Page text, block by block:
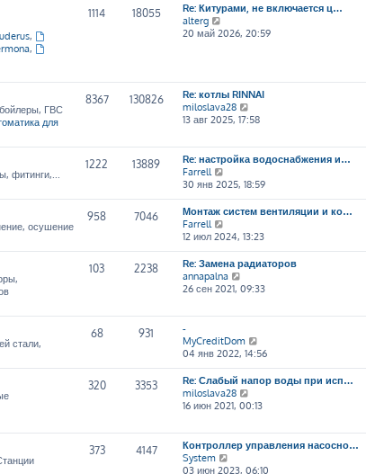
,
,
1114 18055
Re: Китурами, не включается ц…
alterg
е
т
и
к
п
с
л
е
д
н
е
м
у
о
о
б
и
ю
20 май 2026, 20:59
ГВС
для
8367 130826
Re: котлы RINNAI
miloslava28
е
е
й
и
п
с
д
н
е
у
о
о
б
щ
н
ю
13 авг 2025, 17:58
фитинги,...
1222 13889
Re: настройка водоснабжения и…
Farrell
е
р
е
т
к
п
о
д
н
е
м
у
с
о
б
щ
е
30 янв 2025, 18:59
осушение
958 7046
Монтаж систем вентиляции и ко…
Farrell
е
р
е
й
т
о
с
д
н
е
у
с
о
12 июл 2024, 13:23
103 2238
Re: Замена радиаторов
annapalna
е
е
т
и
п
о
с
н
е
26 сен 2021, 09:33
стали,
68 931
-
MyCreditDom
е
р
е
т
п
о
с
04 янв 2022, 14:56
320 3353
Re: Слабый напор воды при исп…
miloslava28
е
е
й
и
16 июн 2021, 00:13
373 4147
Контроллер управления насосно…
System
е
03 июн 2023, 06:10